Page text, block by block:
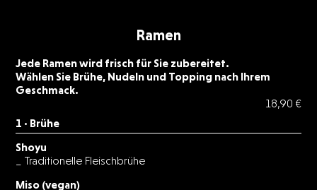
Ramen
Jede Ramen wird frisch für Sie zubereitet.
Wählen Sie Brühe, Nudeln und Topping nach Ihrem
Geschmack.
18,90 €
1 · Brühe
Shoyu
_ Traditionelle Fleischbrühe
Miso (vegan)